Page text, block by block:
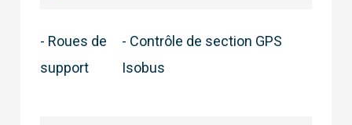
- Roues de
support
- Contrôle de section GPS
Isobus